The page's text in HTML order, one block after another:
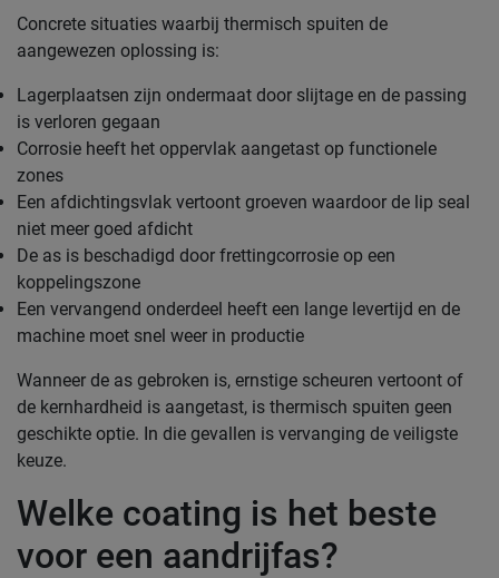
Concrete situaties waarbij thermisch spuiten de
aangewezen oplossing is:
Lagerplaatsen zijn ondermaat door slijtage en de passing
is verloren gegaan
Corrosie heeft het oppervlak aangetast op functionele
zones
Een afdichtingsvlak vertoont groeven waardoor de lip seal
niet meer goed afdicht
De as is beschadigd door frettingcorrosie op een
koppelingszone
Een vervangend onderdeel heeft een lange levertijd en de
machine moet snel weer in productie
Wanneer de as gebroken is, ernstige scheuren vertoont of
de kernhardheid is aangetast, is thermisch spuiten geen
geschikte optie. In die gevallen is vervanging de veiligste
keuze.
Welke coating is het beste
voor een aandrijfas?